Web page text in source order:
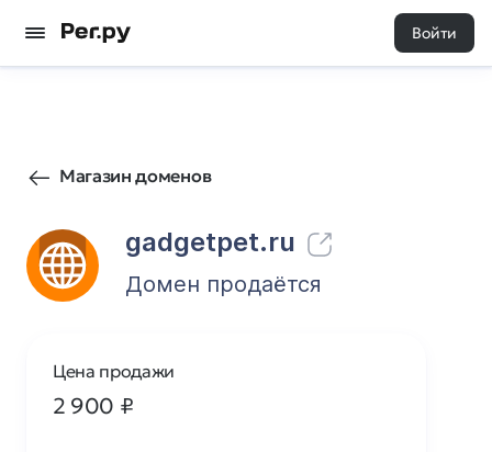
Войти
Магазин доменов
gadgetpet.ru
231 0
Домен продаётся
Цена продажи
2 900 ₽